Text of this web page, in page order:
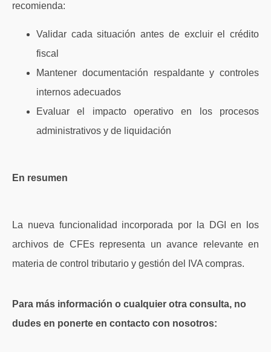
recomienda:
Validar cada situación antes de excluir el crédito
fiscal
Mantener documentación respaldante y controles
internos adecuados
Evaluar el impacto operativo en los procesos
administrativos y de liquidación
En resumen
La nueva funcionalidad incorporada por la DGI en los
archivos de CFEs representa un avance relevante en
materia de control tributario y gestión del IVA compras.
Para más información o cualquier otra consulta, no
dudes en ponerte en contacto con nosotros: